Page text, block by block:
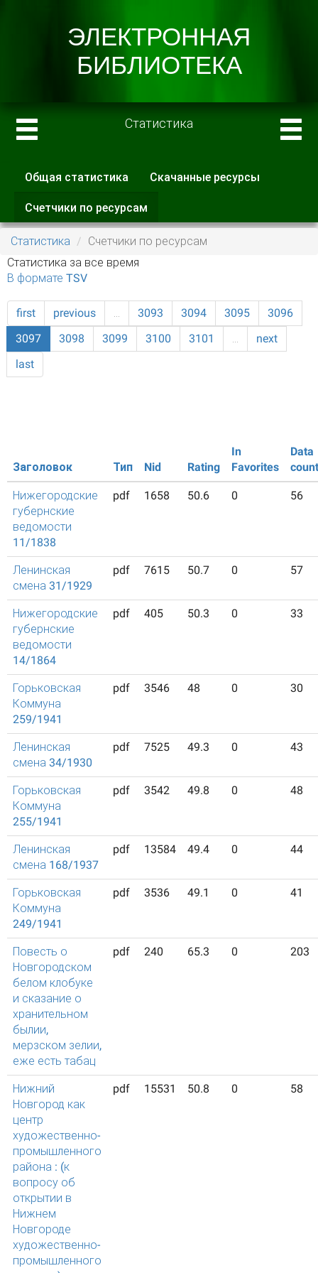
Статистика
Главные вкладки
Общая статистика Скачанные ресурсы
Счетчики по ресурсам
вкладка)
Статистика
Счетчики по ресурсам
Статистика за все время
В формате TSV
first previous … 3093 3094 3095
3096
3097
3098 3099 3100 3101 …
next
last
Заголовок Тип Nid Rating
In
Favorites
Data
Нижегородские
губернские
ведомости
11/1838
pdf 1658 50.6 0 56
Ленинская
смена 31/1929
pdf 7615 50.7 0 57
Нижегородские
губернские
ведомости
14/1864
pdf 405 50.3 0 33
Горьковская
Коммуна
259/1941
pdf 3546 48 0 30
Ленинская
смена 34/1930
pdf 7525 49.3 0 43
Горьковская
Коммуна
255/1941
pdf 3542 49.8 0 48
Ленинская
смена 168/1937
pdf 13584 49.4 0 44
Горьковская
Коммуна
249/1941
pdf 3536 49.1 0 41
Повесть о
Новгородском
белом клобуке
и сказание о
хранительном
былии,
мерзском зелии,
еже есть табац
pdf 240 65.3 0 203
Нижний
Новгород как
центр
художественно-
промышленного
района : (к
вопросу об
открытии в
Нижнем
Новгороде
художественно-
промышленного
pdf 15531 50.8 0 58